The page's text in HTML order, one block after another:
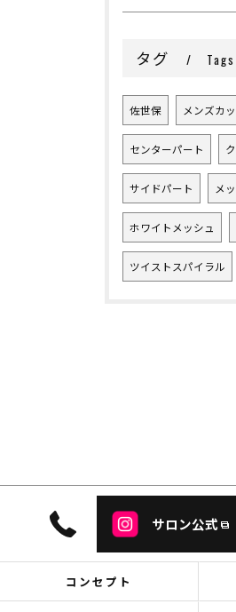
タグ Tags
佐世保 メンズカ
センターパート
サイドパート メ
ホワイトメッシュ
ツイストスパイラル
サロン公式
コンセプト